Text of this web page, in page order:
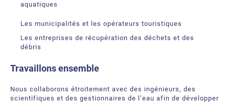
aquatiques
Les municipalités et les opérateurs touristiques
Les entreprises de récupération des déchets et des
débris
Travaillons ensemble
Nous collaborons étroitement avec des ingénieurs, des
scientifiques et des gestionnaires de l’eau afin de développer